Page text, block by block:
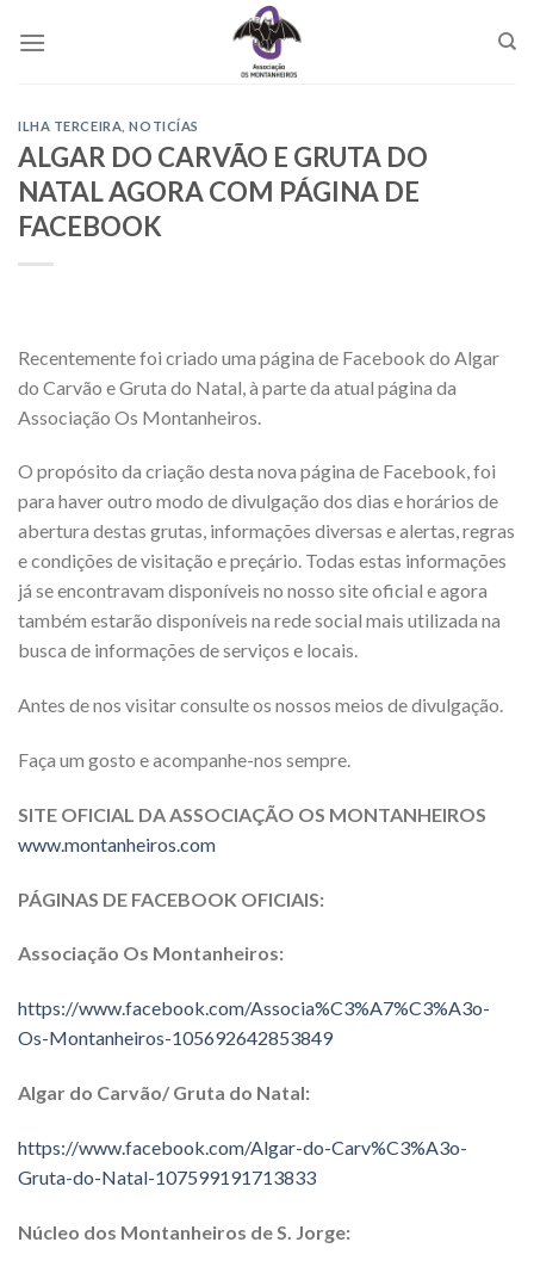
ILHA TERCEIRA ,NOTICÍAS
ALGAR DO CARVÃO E GRUTA DO
NATAL AGORA COM PÁGINA DE
FACEBOOK
Recentemente foi criado uma página de Facebook do Algar
do Carvão e Gruta do Natal, à parte da atual página da
Associação Os Montanheiros.
O propósito da criação desta nova página de Facebook, foi
para haver outro modo de divulgação dos dias e horários de
abertura destas grutas, informações diversas e alertas, regras
e condições de visitação e preçário. Todas estas informações
já se encontravam disponíveis no nosso site oficial e agora
também estarão disponíveis na rede social mais utilizada na
busca de informações de serviços e locais.
Antes de nos visitar consulte os nossos meios de divulgação.
Faça um gosto e acompanhe-nos sempre.
SITE OFICIAL DA ASSOCIAÇÃO OS MONTANHEIROS
www.montanheiros.com
PÁGINAS DE FACEBOOK OFICIAIS:
Associação Os Montanheiros:
https://www.facebook.com/Associa%C3%A7%C3%A3o-
Os-Montanheiros-105692642853849
Algar do Carvão/ Gruta do Natal:
https://www.facebook.com/Algar-do-Carv%C3%A3o-
Gruta-do-Natal-107599191713833
Núcleo dos Montanheiros de S. Jorge: